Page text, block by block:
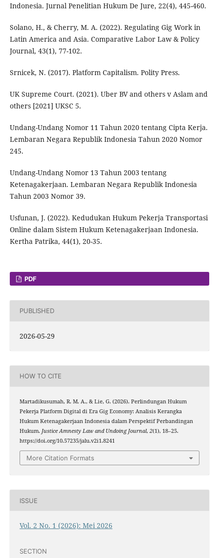
Indonesia. Jurnal Penelitian Hukum De Jure, 22(4), 445-460.
Solano, H., & Cherry, M. A. (2022). Regulating Gig Work in
Latin America and Asia. Comparative Labor Law & Policy
Journal, 43(1), 77-102.
Srnicek, N. (2017). Platform Capitalism. Polity Press.
UK Supreme Court. (2021). Uber BV and others v Aslam and
others [2021] UKSC 5.
Undang-Undang Nomor 11 Tahun 2020 tentang Cipta Kerja.
Lembaran Negara Republik Indonesia Tahun 2020 Nomor
245.
Undang-Undang Nomor 13 Tahun 2003 tentang
Ketenagakerjaan. Lembaran Negara Republik Indonesia
Tahun 2003 Nomor 39.
Usfunan, J. (2022). Kedudukan Hukum Pekerja Transportasi
Online dalam Sistem Hukum Ketenagakerjaan Indonesia.
Kertha Patrika, 44(1), 20-35.
PDF
PUBLISHED
2026-05-29
HOW TO CITE
Martadikusumah, R. M. A., & Lie, G. (2026). Perlindungan Hukum
Pekerja Platform Digital di Era Gig Economy: Analisis Kerangka
Hukum Ketenagakerjaan Indonesia dalam Perspektif Perbandingan
Hukum. Justice Amnesty Law and Undoing Journal, 2(1), 18–25.
https://doi.org/10.57235/jalu.v2i1.8241
More Citation Formats
ISSUE
Vol. 2 No. 1 (2026): Mei 2026
SECTION